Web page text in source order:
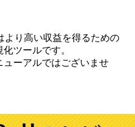
り高い収益を得るための
ツールです。
ーアルではございませ